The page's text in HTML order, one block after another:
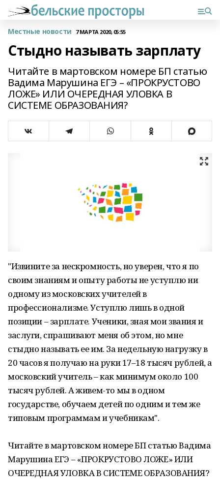
Местные новости 7 МАРТА 2020, 05:55
Стыдно называть зарплату
Читайте в мартовском номере БП статью
Вадима Марушина ЕГЭ – «ПРОКРУСТОВО
ЛОЖЕ» ИЛИ ОЧЕРЕДНАЯ УЛОВКА В
СИСТЕМЕ ОБРАЗОВАНИЯ?
"Извините за нескромность, но уверен, что я по
своим знаниям и опыту работы не уступлю ни
одному из московских учителей в
профессионализме. Уступлю лишь в одной
позиции – зарплате. Ученики, зная мои звания и
заслуги, спрашивают меня об этом, но мне
стыдно называть ее им. За недельную нагрузку в
20 часов я получаю на руки 17–18 тысяч рублей, а
московский учитель – как минимум около 100
тысяч рублей. А живем-то мы в одном
государстве, обучаем детей по одним и тем же
типовым программам и учебникам".
Читайте в мартовском номере БП статью Вадима
Марушина ЕГЭ – «ПРОКРУСТОВО ЛОЖЕ» ИЛИ
ОЧЕРЕДНАЯ УЛОВКА В СИСТЕМЕ ОБРАЗОВАНИЯ?